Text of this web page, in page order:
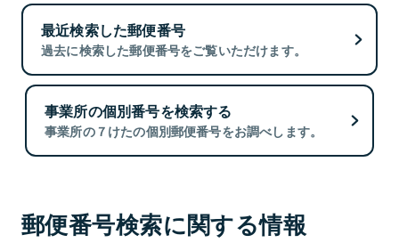
最近検索した郵便番号
過去に検索した郵便番号をご覧いただけます。
事業所の個別番号を検索する
事業所の７けたの個別郵便番号をお調べします。
郵便番号検索に関する情報